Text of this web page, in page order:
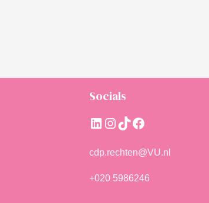
Socials
LinkedIn
Instagram
TikTokFacebook
cdp.rechten@VU.nl
+020 5986246